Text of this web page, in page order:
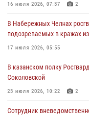
крестного хода и освящения
16 июля 2026, 07:37 2
В Набережных Челнах
подозреваемых в кражах
17 июля 2026, 05:55
В казанском полку
Соколовской
23 июля 2026, 10:22 2
Сотрудник